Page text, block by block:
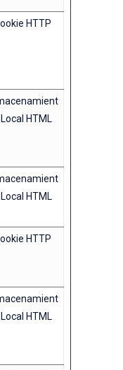
HTTP
HTML
HTML
HTTP
HTML